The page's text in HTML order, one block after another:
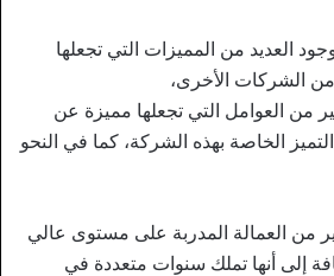
العديد من المميزات التي تجعلها
الشركات الأخرى،
من العوامل التي تجعلها مميزة عن
الخاصة بهذه الشركة، كما في النحو
من العمالة المدربة على مستوى عالي
إلى أنها تملك سنوات متعددة في